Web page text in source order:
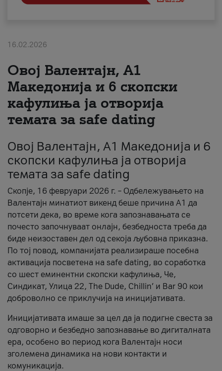
Плати сметка
#ПодобарОнлајн
16.02.2026
Овој Валентајн, A1
Македонија и 6 скопски
кафулиња ја отворија
темата за safe dating
Овој Валентајн, A1 Македонија и 6
скопски кафулиња ја отворија
темата за safe dating
Скопје, 16 февруари 2026 г. – Одбележувањето на
Валентајн минатиот викенд беше причина А1 да
потсети дека, во време кога запознавањата се
почесто започнуваат онлајн, безбедноста треба да
биде неизоставен дел од секоја љубовна приказна.
По тој повод, компанијата реализираше посебна
активација посветена на safe dating, во соработка
со шест еминентни скопски кафулиња, Че,
Синдикат, Улица 22, The Dude, Chillin’ и Bar 90 кои
доброволно се приклучија на иницијативата.
Иницијативата имаше за цел да ја подигне свеста за
одговорно и безбедно запознавање во дигиталната
ера, особено во период кога Валентајн носи
зголемена динамика на нови контакти и
комуникација.